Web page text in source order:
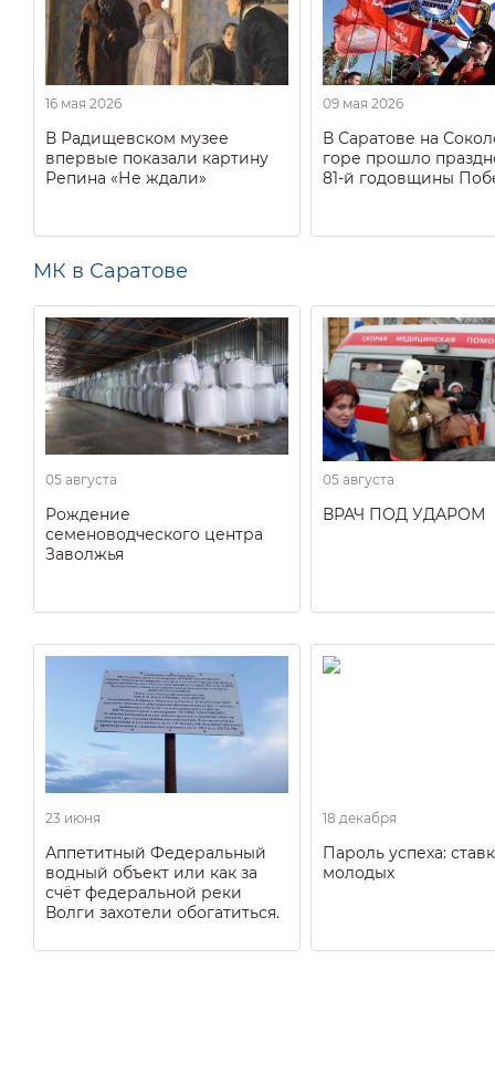
16 мая 2026
В Радищевском музее
впервые показали картину
Репина «Не ждали»
09 мая 2026
В Саратове на
горе прошло
81-й годовщины
МК в Саратове
05 августа
Рождение
семеноводческого центра
Заволжья
05 августа
ВРАЧ ПОД УДАРОМ
23 июня
Аппетитный Федеральный
водный объект или как за
счёт федеральной реки
Волги захотели обогатиться.
18 декабря
Пароль успеха:
молодых